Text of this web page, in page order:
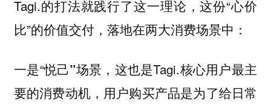
Tagi.的打法就践行了这一理论，这份“心价
比”的价值交付，落地在两大消费场景中：
一是“悦己”场景 ，这也是Tagi.核心用户最主
要的消费动机，用户购买产品是为了给日常